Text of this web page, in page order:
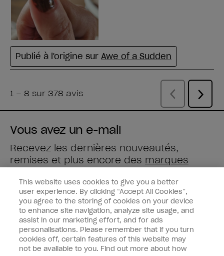
Vous avez un e-mail
Recevez les dernières nouveautés,
remises et plus encore des marques
Saisissez votre adresse e-mail *
Type de client
Consommateur
Professionnel
M'INSCRIRE
This website uses cookies to give you a better
user experience. By clicking “Accept All Cookies”,
you agree to the storing of cookies on your device
to enhance site navigation, analyze site usage, and
assist in our marketing effort, and for ads
personalisations. Please remember that if you turn
cookies off, certain features of this website may
not be available to you. Find out more about how